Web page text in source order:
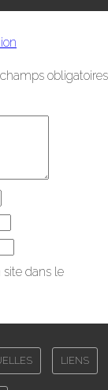
obligatoires
dans le
LIENS